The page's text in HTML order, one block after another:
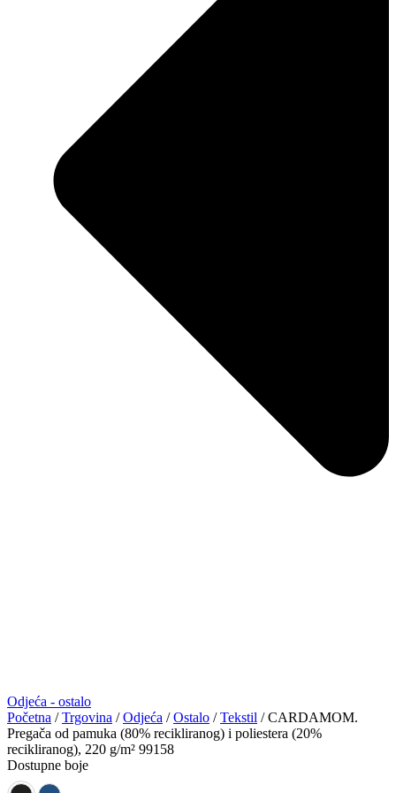
Odjeća - ostalo
Početna /Trgovina /Odjeća /Ostalo /Tekstil / CARDAMOM.
Pregača od pamuka (80% recikliranog) i poliestera (20%
recikliranog), 220 g/m² 99158
Dostupne boje